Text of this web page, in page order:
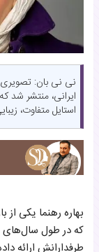
نی نی بان: تصویری
ایرانی، منتشر شد
استایل متفاوت،
بهاره رهنما یکی
که در طول سال‌های